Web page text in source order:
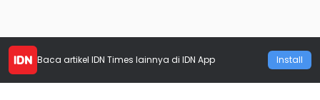
Baca artikel IDN Times lainnya di IDN App Install